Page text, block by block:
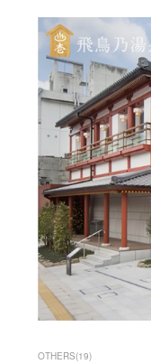
OTHERS(19)